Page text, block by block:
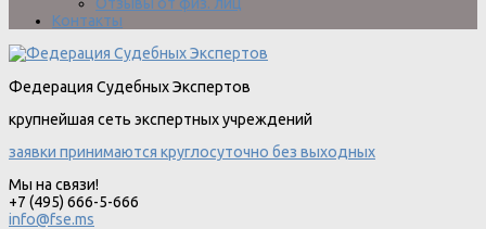
Отзывы от физ. лиц
Контакты
Федерация Судебных Экспертов
крупнейшая сеть экспертных учреждений
заявки принимаются круглосуточно без выходных
Мы на связи!
+7 (495) 666-5-666
info@fse.ms